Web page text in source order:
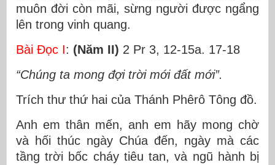
muôn đời còn mãi, sừng người được ngẩng
lên trong vinh quang.
Bài Ðọc I: (Năm II) 2 Pr 3, 12-15a. 17-18
“Chúng ta mong đợi trời mới đất mới”.
Trích thư thứ hai của Thánh Phêrô Tông đồ.
Anh em thân mến, anh em hãy mong chờ
và hối thúc ngày Chúa đến, ngày mà các
tầng trời bốc cháy tiêu tan, và ngũ hành bị